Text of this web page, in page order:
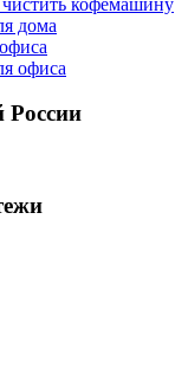
дома
офиса
России